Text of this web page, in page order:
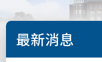
最新消息